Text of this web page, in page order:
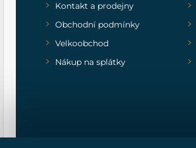
Kontakt a prodejny
Obchodní podmínky
Velkoobchod
Nákup na splátky